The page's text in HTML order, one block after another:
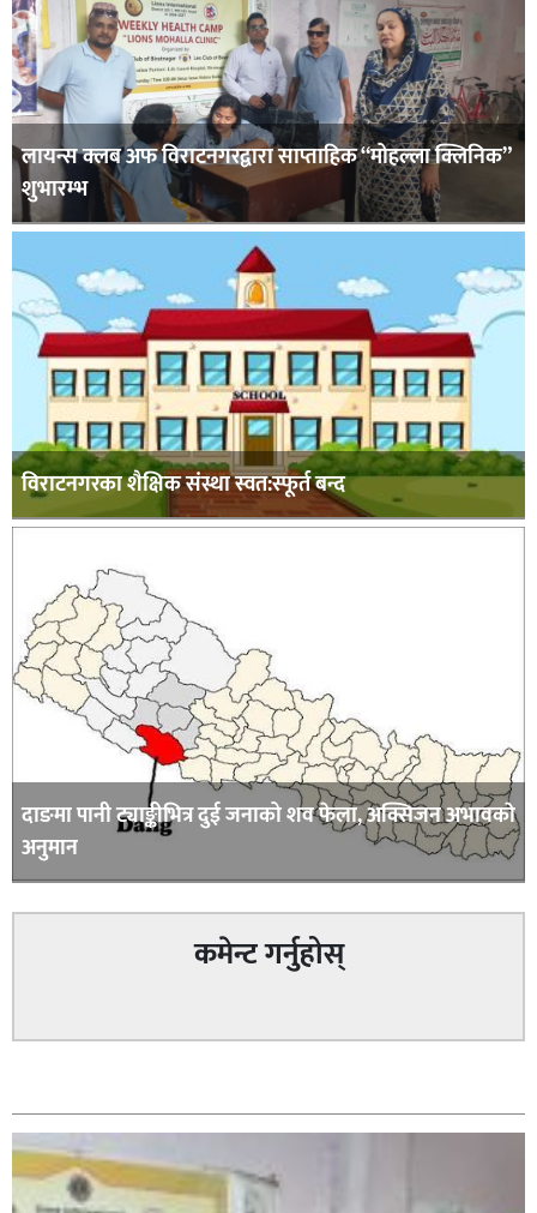
लायन्स क्लब अफ विराटनगरद्वारा साप्ताहिक “मोहल्ला क्लिनिक”
शुभारम्भ
विराटनगरका शैक्षिक संस्था स्वत:स्फूर्त बन्द
दाङमा पानी ट्याङ्कीभित्र दुई जनाको शव फेला, अक्सिजन अभावकाे
अनुमान
कमेन्ट गर्नुहोस्